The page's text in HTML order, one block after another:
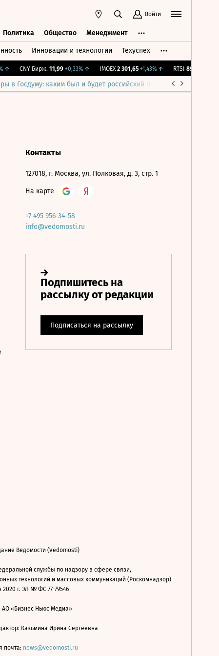
Войти
Политика Общество Менеджмент
Инновации и технологии Техуспех
↑ CNY Бирж. 11,99 +0,33%↑ IMOEX 2 301,65 +1,43%↑ RTSI 895,93
в Госдуму: каким был и будет российский парламент
Контакты
127018, г. Москва, ул. Полковая, д. 3, стр. 1
На карте
+7 495 956-34-58
info@vedomosti.ru
Ведомости (Vedomosti)
службы по надзору в сфере связи,
технологий и массовых коммуникаций (Роскомнадзор)
2020 г. ЭЛ № ФС 77-79546
АО «Бизнес Ньюс Медиа»
Казьмина Ирина Сергеевна
почта: news@vedomosti.ru